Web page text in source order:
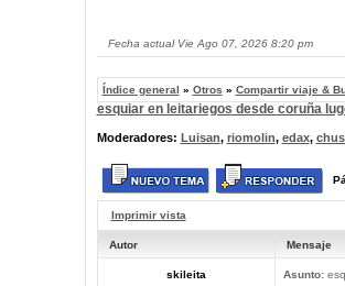
Fecha actual Vie Ago 07, 2026 8:20 pm
Índice general » Otros » Compartir viaje &
esquiar en leitariegos desde coruña
Moderadores: Luisan, riomolin, edax,
Imprimir vista
Autor Mensaje
skileita Asunto: